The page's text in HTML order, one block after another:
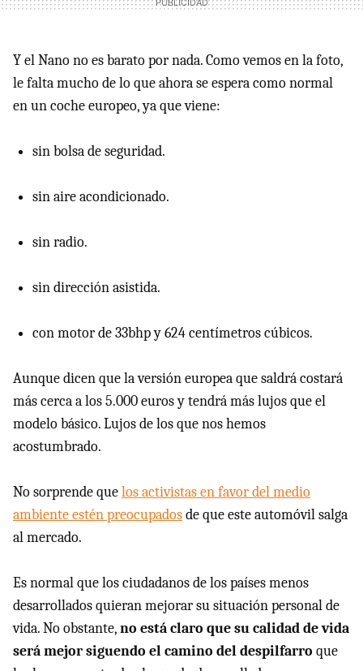
Y el Nano no es barato por nada. Como vemos en la foto,
le falta mucho de lo que ahora se espera como normal
en un coche europeo, ya que viene:
sin bolsa de seguridad.
sin aire acondicionado.
sin radio.
sin dirección asistida.
con motor de 33bhp y 624 centímetros cúbicos.
Aunque dicen que la versión europea que saldrá costará
más cerca a los 5.000 euros y tendrá más lujos que el
modelo básico. Lujos de los que nos hemos
acostumbrado.
No sorprende quelos activistas en favor del medio
ambiente estén preocupadosde que este automóvil salga
al mercado.
Es normal que los ciudadanos de los países menos
desarrollados quieran mejorar su situación personal de
vida. No obstante,no está claro que su calidad de vida
será mejor siguendo el camino del despilfarro que